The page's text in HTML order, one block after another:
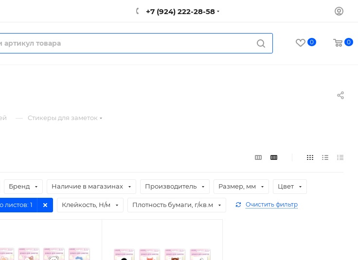
+7 (924) 222-28-58
0 0
— Стикеры для заметок
Бренд Наличие в магазинах Производитель Размер, мм Цвет
листов: 1 Клейкость, Н/м Плотность бумаги, г/кв.м Очистить фильтр